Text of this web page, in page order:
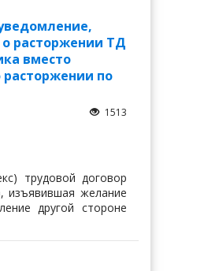
расторжении ТД
вместо
по
1513
трудовой договор
изъявившая желание
другой стороне